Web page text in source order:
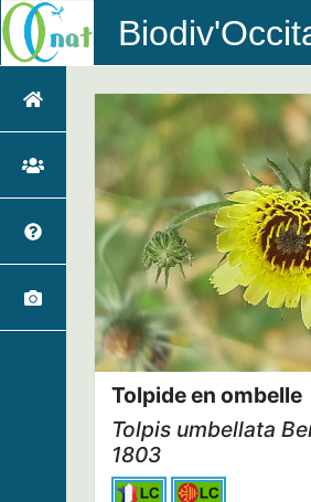
Tolpide en ombelle
Tolpis umbellata
1803